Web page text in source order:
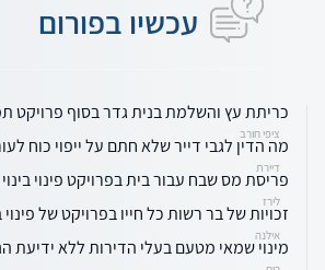
עכשיו בפורום
כריתת עץ והשלמת בנית גדר בסוף פרויקט
ציפי חורב
מה הדין לגבי דייר שלא חתם על ייפוי כוח
דיירת
פריסת מס שבח עבור בית בפרויקט פינוי בינוי
לירז
זכויות של בר רשות כל חייו בפרויקט של פינוי
אילנה
מינוי שמאי מטעם בעלי הדירות ללא ידיעת